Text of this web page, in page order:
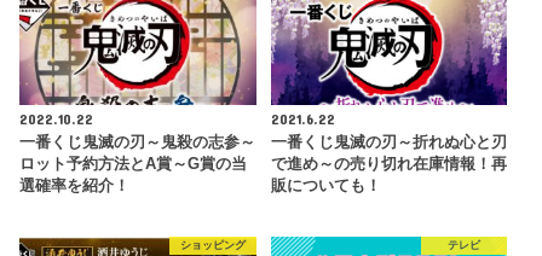
2022.10.22
一番くじ鬼滅の刃～鬼殺の志参～
ロット予約方法とA賞～G賞の当
選確率を紹介！
2021.6.22
一番くじ鬼滅の刃～折れぬ心と刃
で進め～の売り切れ在庫情報！再
販についても！
ショッピング テレビ